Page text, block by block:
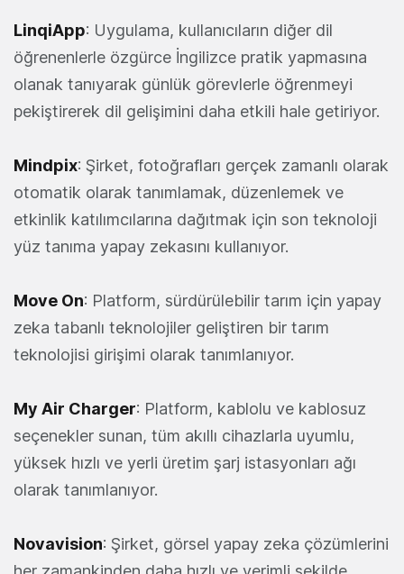
LinqiApp: Uygulama, kullanıcıların diğer dil
öğrenenlerle özgürce İngilizce pratik yapmasına
olanak tanıyarak günlük görevlerle öğrenmeyi
pekiştirerek dil gelişimini daha etkili hale getiriyor.
Mindpix: Şirket, fotoğrafları gerçek zamanlı olarak
otomatik olarak tanımlamak, düzenlemek ve
etkinlik katılımcılarına dağıtmak için son teknoloji
yüz tanıma yapay zekasını kullanıyor.
Move On: Platform, sürdürülebilir tarım için yapay
zeka tabanlı teknolojiler geliştiren bir tarım
teknolojisi girişimi olarak tanımlanıyor.
My Air Charger: Platform, kablolu ve kablosuz
seçenekler sunan, tüm akıllı cihazlarla uyumlu,
yüksek hızlı ve yerli üretim şarj istasyonları ağı
olarak tanımlanıyor.
Novavision: Şirket, görsel yapay zeka çözümlerini